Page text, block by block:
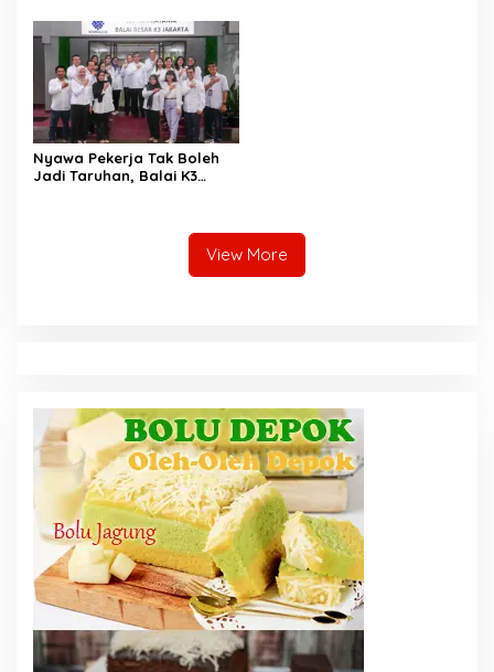
Nyawa Pekerja Tak Boleh
Jadi Taruhan, Balai K3
View More